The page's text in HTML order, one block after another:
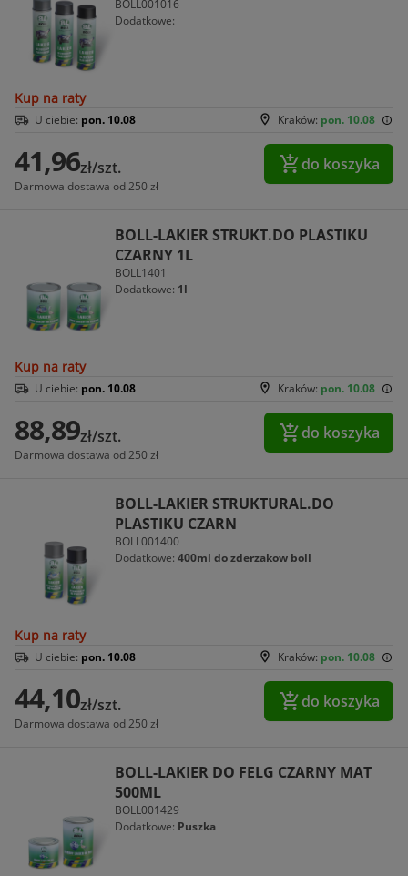
BOLL001016
Dodatkowe:
Kup na raty
Kraków: pon. 10.08
U ciebie: pon. 10.08
41,96zł/szt.
Darmowa dostawa od 250 zł
do koszyka
BOLL-LAKIER STRUKT.DO PLASTIKU
CZARNY 1L
BOLL1401
Dodatkowe: 1l
Kup na raty
Kraków: pon. 10.08
U ciebie: pon. 10.08
88,89zł/szt.
Darmowa dostawa od 250 zł
do koszyka
BOLL-LAKIER STRUKTURAL.DO
PLASTIKU CZARN
BOLL001400
Dodatkowe: 400ml do zderzakow boll
Kup na raty
Kraków: pon. 10.08
U ciebie: pon. 10.08
44,10zł/szt.
Darmowa dostawa od 250 zł
do koszyka
BOLL-LAKIER DO FELG CZARNY MAT
500ML
BOLL001429
Dodatkowe: Puszka